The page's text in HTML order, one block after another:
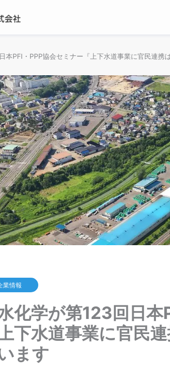
本PFI・PPP協会セミナー『上下水道事業に官民連携
業情報
化学が第123回日
上下水道事業に官民
ます